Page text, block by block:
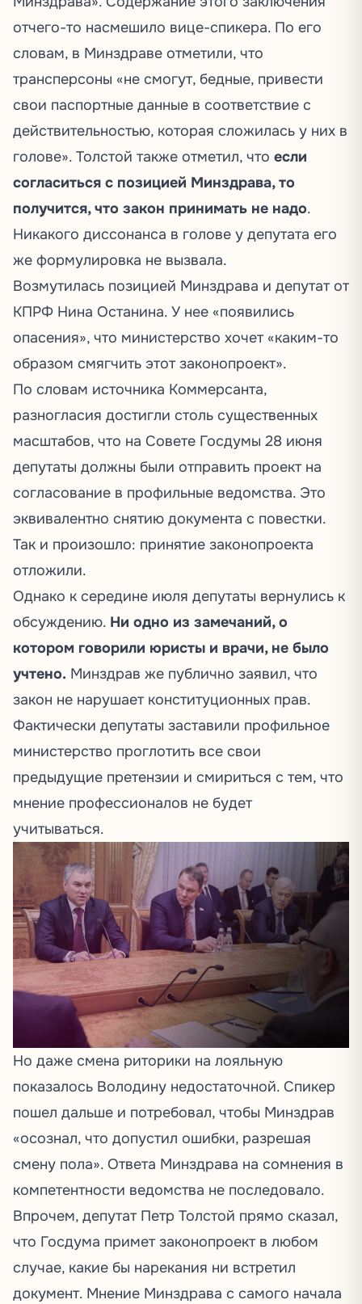
отчего-то насмешило вице-спикера. По его
словам, в Минздраве отметили, что
трансперсоны «не смогут, бедные, привести
свои паспортные данные в соответствие с
действительностью, которая сложилась у них в
голове». Толстой также отметил, что если
согласиться с позицией Минздрава, то
получится, что закон принимать не надо.
Никакого диссонанса в голове у депутата его
же формулировка не вызвала.
Возмутилась позицией Минздрава и депутат от
КПРФ Нина Останина. У нее «появились
опасения», что министерство хочет «каким-то
образом смягчить этот законопроект».
По словам источника Коммерсанта,
разногласия достигли столь существенных
масштабов, что на Совете Госдумы 28 июня
депутаты должны были отправить проект на
согласование в профильные ведомства. Это
эквивалентно снятию документа с повестки.
Так и произошло: принятие законопроекта
отложили.
Однако к середине июля депутаты вернулись к
обсуждению. Ни одно из замечаний, о
котором говорили юристы и врачи, не было
учтено. Минздрав же публично заявил, что
закон не нарушает конституционных прав.
Фактически депутаты заставили профильное
министерство проглотить все свои
предыдущие претензии и смириться с тем, что
мнение профессионалов не будет
учитываться.
Но даже смена риторики на лояльную
показалось Володину недостаточной. Спикер
пошел дальше и потребовал, чтобы Минздрав
«осознал, что допустил ошибки, разрешая
смену пола». Ответа Минздрава на сомнения в
компетентности ведомства не последовало.
Впрочем, депутат Петр Толстой прямо сказал,
что Госдума примет законопроект в любом
случае, какие бы нарекания ни встретил
документ. Мнение Минздрава с самого начала